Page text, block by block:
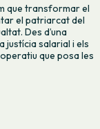
que transformar el
el patriarcat del
Des d’una
justícia salarial i els
que posa les